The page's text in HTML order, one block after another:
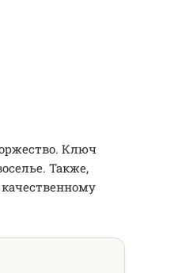
Ключ
Также,